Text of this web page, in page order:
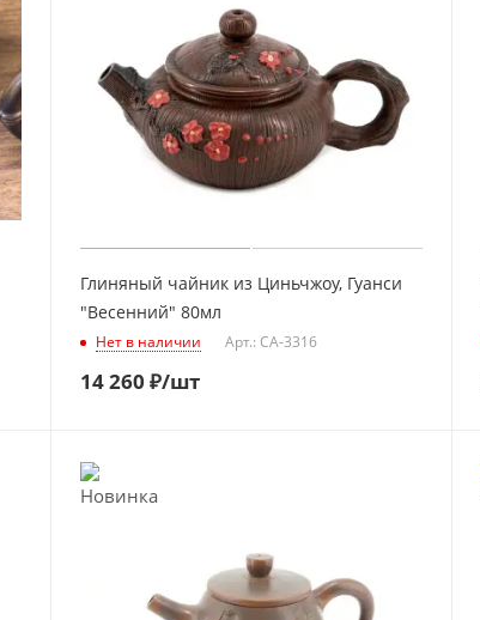
Глиняный чайник из Циньчжоу, Гуанси
"Весенний" 80мл
Нет в наличии Арт.: CA-3316
14 260 ₽/шт